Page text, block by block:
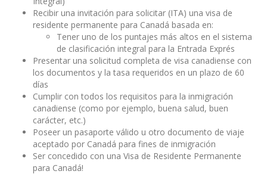
Recibir una invitación para solicitar (ITA) una visa de
residente permanente para Canadá basada en:
Tener uno de los puntajes más altos en el sistema
de clasificación integral para la Entrada Exprés
Presentar una solicitud completa de visa canadiense con
los documentos y la tasa requeridos en un plazo de 60
días
Cumplir con todos los requisitos para la inmigración
canadiense (como por ejemplo, buena salud, buen
carácter, etc.)
Poseer un pasaporte válido u otro documento de viaje
aceptado por Canadá para fines de inmigración
Ser concedido con una Visa de Residente Permanente
para Canadá!